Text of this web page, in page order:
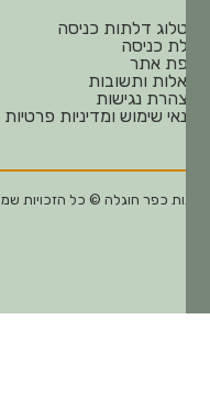
דלתות כניסה
כניסה
אתר
ותשובות
נגישות
שימוש ומדיניות פרטיות
כפר חוגלה © כל הזכויות שמורות